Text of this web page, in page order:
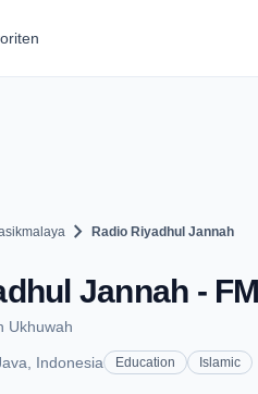
chevron_right Radio Riyadhul Jannah
Jannah -
Ukhuwah
Indonesia Education Islamic